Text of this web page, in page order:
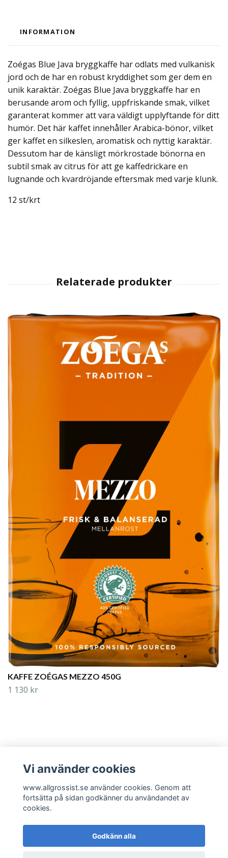
INFORMATION
Zoégas Blue Java bryggkaffe har odlats med vulkanisk
jord och de har en robust kryddighet som ger dem en
unik karaktär. Zoégas Blue Java bryggkaffe har en
berusande arom och fyllig, uppfriskande smak, vilket
garanterat kommer att vara väldigt upplyftande för ditt
humör. Det här kaffet innehåller Arabica-bönor, vilket
ger kaffet en silkeslen, aromatisk och nyttig karaktär.
Dessutom har de känsligt mörkrostade bönorna en
subtil smak av citrus för att ge kaffedrickare en
lugnande och kvardröjande eftersmak med varje klunk.
12 st/krt
KAFFE ZOÉGAS MEZZO 450G
1 130 kr
Läs mer
Vi använder cookies
www.allgrossist.se använder cookies. Genom att
fortsätta på sidan godkänner du användandet av
cookies.
Godkänn alla